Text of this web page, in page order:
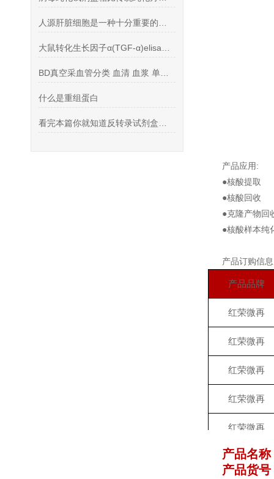
什么是重组蛋白
产品应用:
●核酸提取
●核酸回收
●克隆产物回
●核酸样本纯
产品订购信
产品品牌
红荣微再
红荣微再
红荣微再
红荣微再
红荣微再
红荣微再
产品名称
产品货